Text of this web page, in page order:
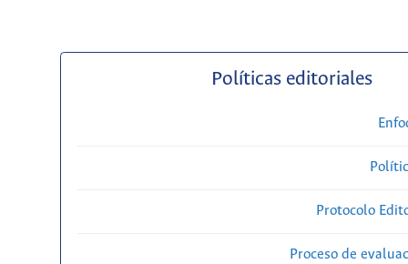
Políticas editoriales
Protocolo
Proceso de